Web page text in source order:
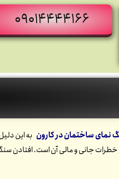
09014444166
نمای ساختمان در کارون
جانی و مالی آن است. افتادن